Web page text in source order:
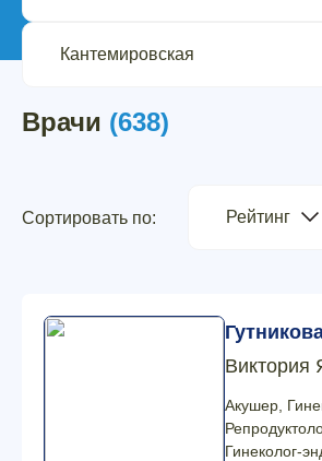
Врачи (638)
Сортировать по: Рейтинг
Виктория
Акушер,
Гинеколог-